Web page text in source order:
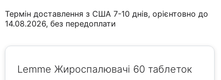
Термін доставлення з США 7-10 днів, орієнтовно до
14.08.2026, без передоплати
Lemme Жироспалювачі 60 таблеток